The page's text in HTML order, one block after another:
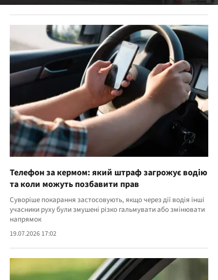
Телефон за кермом: який штраф загрожує водію
та коли можуть позбавити прав
Суворіше покарання застосовують, якщо через дії водія інші
учасники руху були змушені різко гальмувати або змінювати
напрямок
19.07.2026 17:02